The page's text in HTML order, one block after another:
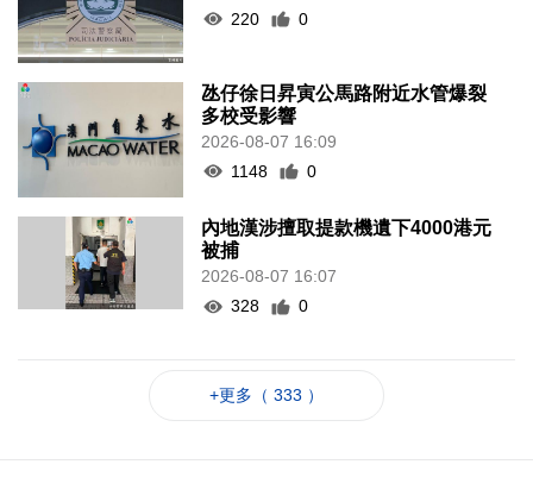
220
0
氹仔徐日昇寅公馬路附近水管爆裂
多校受影響
2026-08-07 16:09
1148
0
內地漢涉擅取提款機遺下4000港元
被捕
2026-08-07 16:07
328
0
+更多（ 333 ）